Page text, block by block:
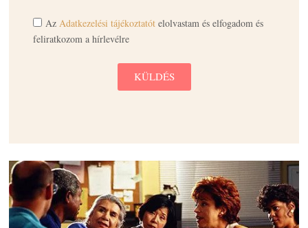
Az Adatkezelési tájékoztatót elolvastam és elfogadom és
feliratkozom a hírlevélre
KÜLDÉS